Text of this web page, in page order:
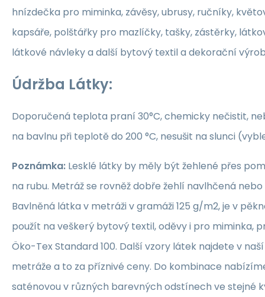
hnízdečka pro miminka, závěsy, ubrusy, ručníky,
kapsáře, polštářky pro mazlíčky, tašky, zástěrky,
látkové návleky a další bytový textil a dekorační
Údržba Látky:
Doporučená teplota praní 30°C, chemicky nečistit,
na bavlnu při teplotě do 200 °C, nesušit na slunci
Poznámka: Lesklé látky by měly být žehlené přes
na rubu. Metráž se rovněž dobře žehlí navlhčená
Bavlněná látka v metráži v gramáži 125 g/m2, je v
použít na veškerý bytový textil, oděvy i pro miminka,
Öko-Tex Standard 100. Další vzory látek najdete v
metráže a to za příznivé ceny. Do kombinace
saténovou v různých barevných odstínech ve stejné